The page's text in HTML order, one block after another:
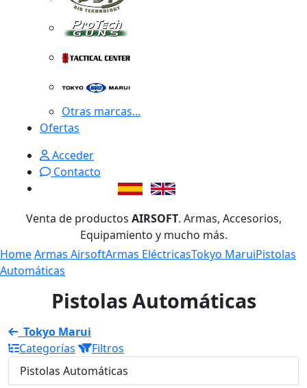
Otras marcas...
Ofertas
Acceder
Contacto
Venta de productos AIRSOFT. Armas, Accesorios,
Equipamiento y mucho más.
HomeArmas AirsoftArmas EléctricasTokyo MaruiPistolas
Automáticas
Pistolas Automáticas
Tokyo Marui
Categorías
Filtros
Pistolas Automáticas